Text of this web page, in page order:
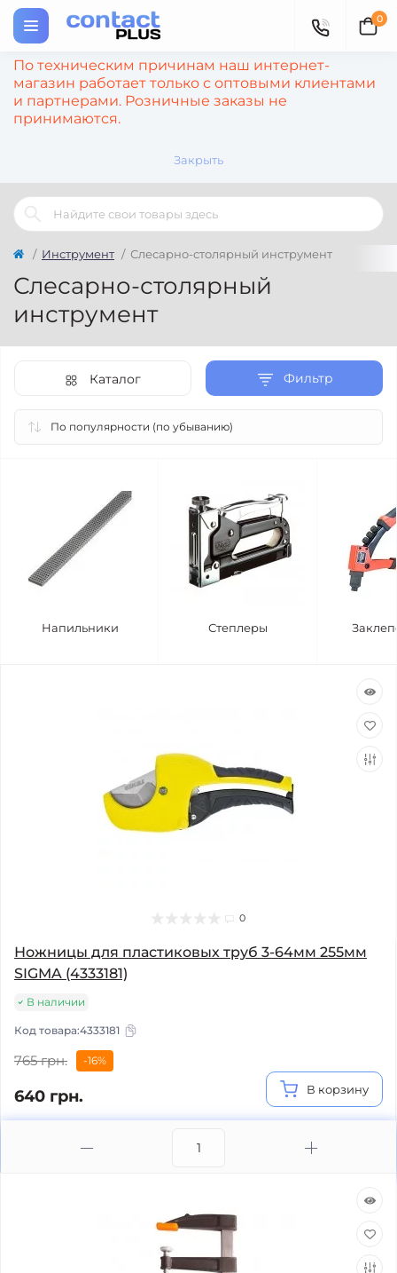
По техническим причинам наш интернет-
магазин работает только с оптовыми клиентами
и партнерами. Розничные заказы не
принимаются.
Закрыть
0
Инструмент Слесарно-столярный инструмент
Слесарно-столярный
инструмент
Фильтр
Каталог
Напильники Степлеры
0
Ножницы для пластиковых труб 3-64мм 255мм
SIGMA (4333181)
В наличии
Код товара:4333181
765 грн. -16%
640 грн. В корзину